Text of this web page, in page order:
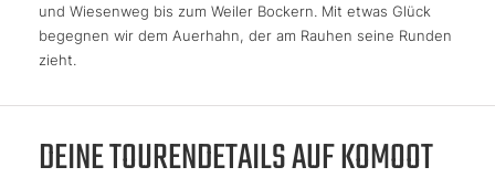
und Wiesenweg bis zum Weiler Bockern. Mit etwas Glück
begegnen wir dem Auerhahn, der am Rauhen seine Runden
zieht.
DEINE TOURENDETAILS AUF KOMOOT